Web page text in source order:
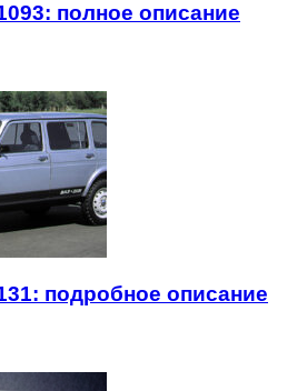
полное описание
подробное описание